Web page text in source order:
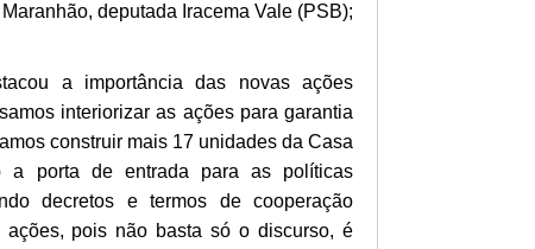
deputada Iracema Vale (PSB);
a importância das novas ações
interiorizar as ações para garantia
construir mais 17 unidades da Casa
a porta de entrada para as políticas
decretos e termos de cooperação
pois não basta só o discurso, é